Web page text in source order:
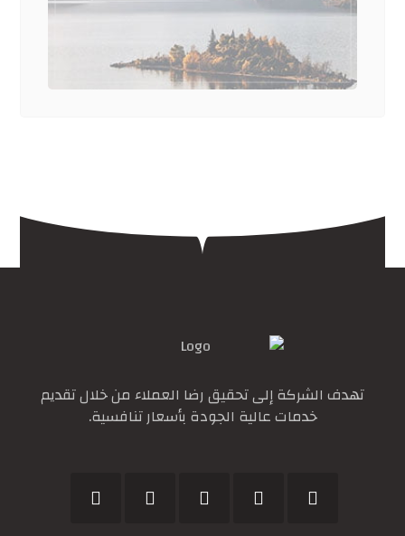
تهدف الشركة إلى تحقيق رضا العملاء من خلال تقديم
خدمات عالية الجودة بأسعار تنافسية.